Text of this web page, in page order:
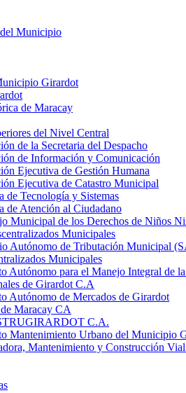
Municipio
Girardot
de Maracay
del Nivel Central
de la Secretaria del Despacho
de Información y Comunicación
Ejecutiva de Gestión Humana
Ejecutiva de Catastro Municipal
de Tecnología y Sistemas
de Atención al Ciudadano
Municipal de los Derechos de Niños
Municipales
Autónomo de Tributación Municipal
Municipales
Autónomo para el Manejo Integral de
de Girardot C.A
Autónomo de Mercados de Girardot
Maracay CA
C.A.
Mantenimiento Urbano del Municipio
Mantenimiento y Construcción